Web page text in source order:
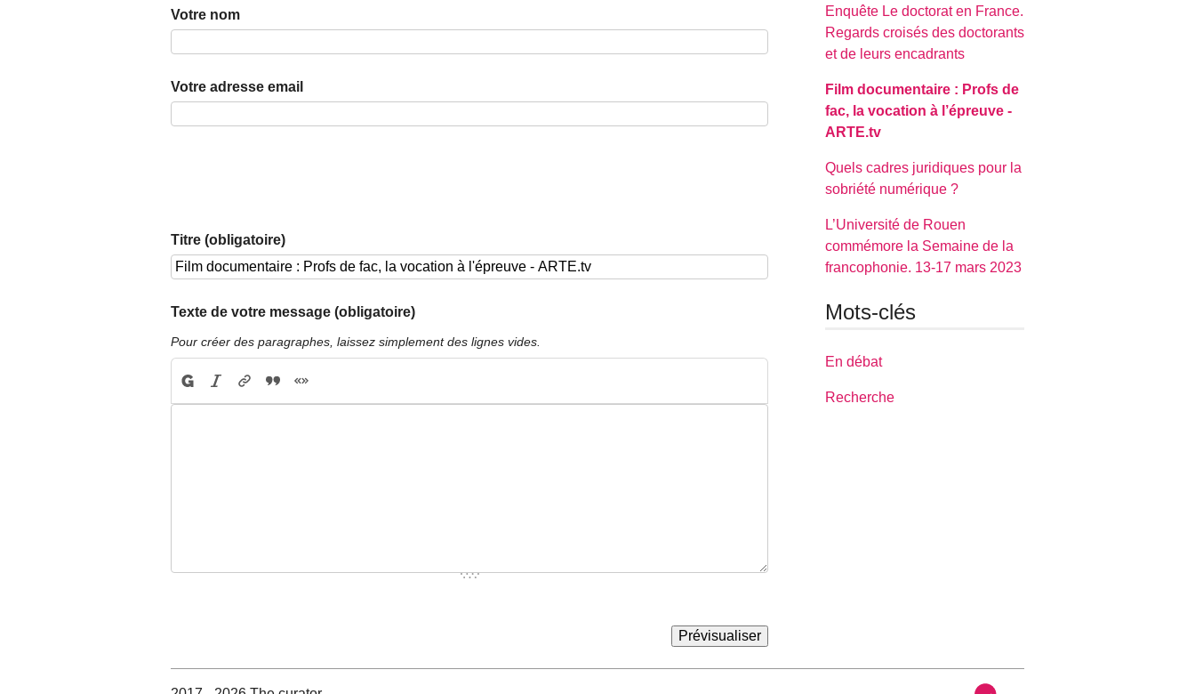
Votre nom
Votre adresse email
Titre (obligatoire)
Texte de votre message (obligatoire)
Pour créer des paragraphes, laissez simplement des lignes vides.
Enquête Le doctorat en France.
Regards croisés des doctorants
et de leurs encadrants
Film documentaire : Profs de
fac, la vocation à l’épreuve -
ARTE.tv
Quels cadres juridiques pour la
sobriété numérique ?
L’Université de Rouen
commémore la Semaine de la
francophonie. 13-17 mars 2023
Mots-clés
En débat
Recherche